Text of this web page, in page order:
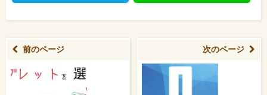
前のページ 次のページ